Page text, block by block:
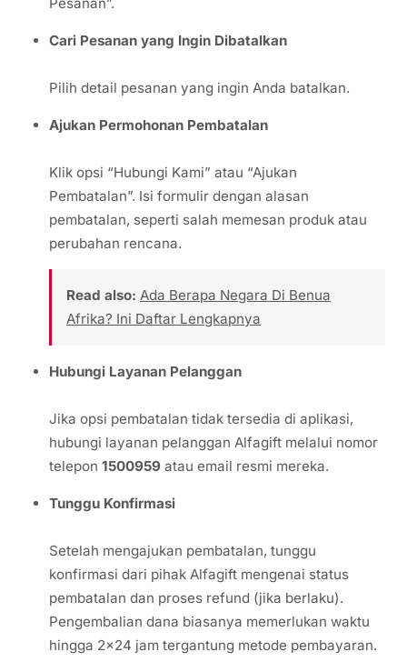
Cari Pesanan yang Ingin Dibatalkan
Pilih detail pesanan yang ingin Anda batalkan.
Ajukan Permohonan Pembatalan
Klik opsi “Hubungi Kami” atau “Ajukan
Pembatalan”. Isi formulir dengan alasan
pembatalan, seperti salah memesan produk atau
perubahan rencana.
Read also: Ada Berapa Negara Di Benua
Afrika? Ini Daftar Lengkapnya
Hubungi Layanan Pelanggan
Jika opsi pembatalan tidak tersedia di aplikasi,
hubungi layanan pelanggan Alfagift melalui nomor
telepon 1500959 atau email resmi mereka.
Tunggu Konfirmasi
Setelah mengajukan pembatalan, tunggu
konfirmasi dari pihak Alfagift mengenai status
pembatalan dan proses refund (jika berlaku).
Pengembalian dana biasanya memerlukan waktu
hingga 2×24 jam tergantung metode pembayaran.